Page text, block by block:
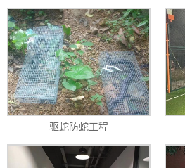
驱蛇防蛇工程